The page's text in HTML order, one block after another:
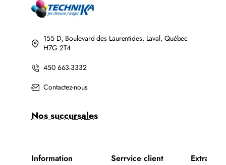
155 D, Boulevard des Laurentides, Laval, Québec
H7G 2T4
450 663-3332
Contactez-nous
Nos succursales
Information Serrvice client Extra